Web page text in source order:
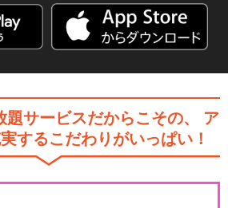
サービスだからこその、
ア
するこだわりがいっぱい！